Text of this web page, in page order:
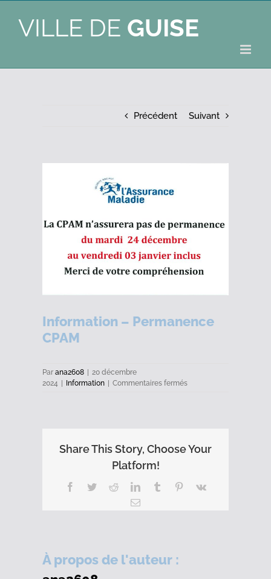
VILLE DE GUISE
Précédent Suivant
Information – Permanence
CPAM
Par ana2608 | 20 décembre
2024 | Information | Commentaires ferméssur
Share This Story, Choose Your
Platform!
Facebook
TwitterRedditLinkedInTumblr Pinterest
Vk
Email
À propos de l'auteur :